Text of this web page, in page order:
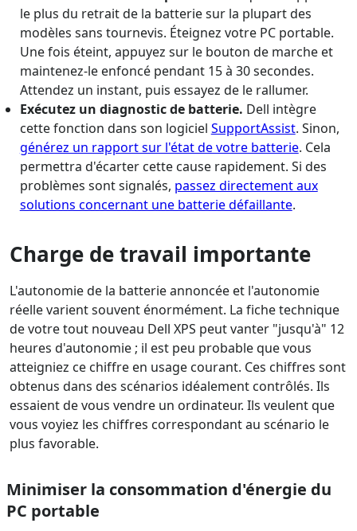
le plus du retrait de la batterie sur la plupart des
modèles sans tournevis. Éteignez votre PC portable.
Une fois éteint, appuyez sur le bouton de marche et
maintenez-le enfoncé pendant 15 à 30 secondes.
Attendez un instant, puis essayez de le rallumer.
Exécutez un diagnostic de batterie. Dell intègre
cette fonction dans son logiciel SupportAssist. Sinon,
générez un rapport sur l'état de votre batterie. Cela
permettra d'écarter cette cause rapidement. Si des
problèmes sont signalés, passez directement aux
solutions concernant une batterie défaillante.
Charge de travail importante
L'autonomie de la batterie annoncée et l'autonomie
réelle varient souvent énormément. La fiche technique
de votre tout nouveau Dell XPS peut vanter "jusqu'à" 12
heures d'autonomie ; il est peu probable que vous
atteigniez ce chiffre en usage courant. Ces chiffres sont
obtenus dans des scénarios idéalement contrôlés. Ils
essaient de vous vendre un ordinateur. Ils veulent que
vous voyiez les chiffres correspondant au scénario le
plus favorable.
Minimiser la consommation d'énergie du
PC portable